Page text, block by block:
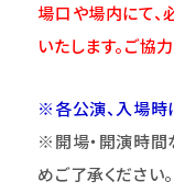
場口や場内にて、
いたします。ご協
※各公演、入場時
※開場・開演時間
めご了承ください。